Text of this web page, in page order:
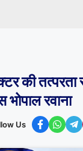
की तत्परता
रवाना
Us